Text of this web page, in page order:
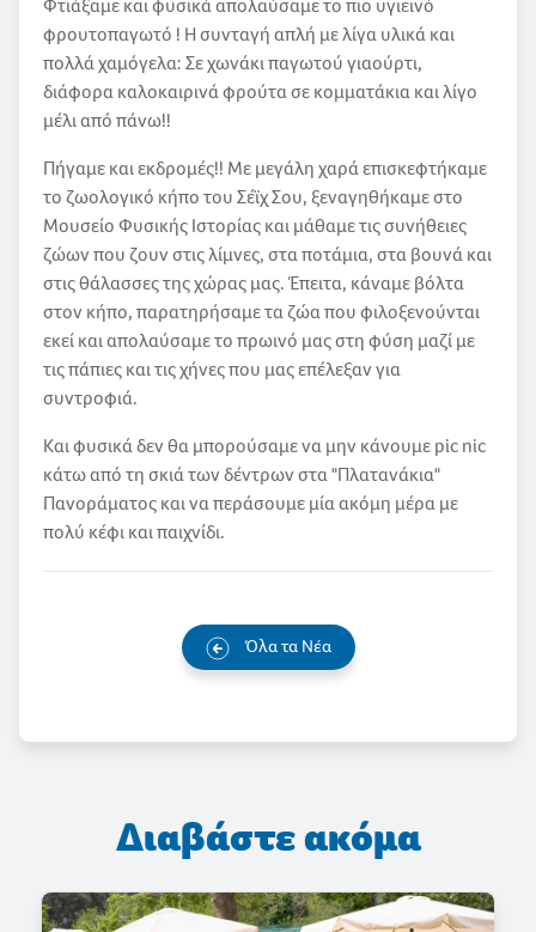
Φτιάξαμε και φυσικά απολαύσαμε το πιο υγιεινό
φρουτοπαγωτό ! Η συνταγή απλή με λίγα υλικά και
πολλά χαμόγελα: Σε χωνάκι παγωτού γιαούρτι,
διάφορα καλοκαιρινά φρούτα σε κομματάκια και λίγο
μέλι από πάνω!!
Πήγαμε και εκδρομές!! Με μεγάλη χαρά επισκεφτήκαμε
το ζωολογικό κήπο του Σέϊχ Σου, ξεναγηθήκαμε στο
Μουσείο Φυσικής Ιστορίας και μάθαμε τις συνήθειες
ζώων που ζουν στις λίμνες, στα ποτάμια, στα βουνά και
στις θάλασσες της χώρας μας. Έπειτα, κάναμε βόλτα
στον κήπο, παρατηρήσαμε τα ζώα που φιλοξενούνται
εκεί και απολαύσαμε το πρωινό μας στη φύση μαζί με
τις πάπιες και τις χήνες που μας επέλεξαν για
συντροφιά.
Και φυσικά δεν θα μπορούσαμε να μην κάνουμε pic nic
κάτω από τη σκιά των δέντρων στα "Πλατανάκια"
Πανοράματος και να περάσουμε μία ακόμη μέρα με
πολύ κέφι και παιχνίδι.
Όλα τα Νέα
Διαβάστε ακόμα